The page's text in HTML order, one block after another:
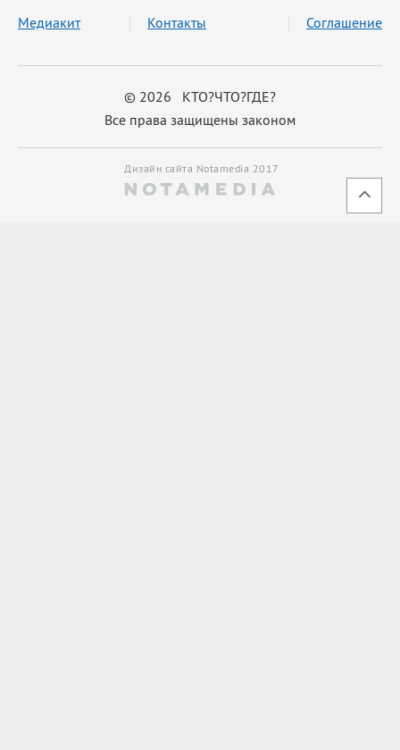
© 2026 КТО?ЧТО?ГДЕ?
Все права защищены законом
Медиакит Контакты Соглашение
Дизайн сайта Notamedia 2017